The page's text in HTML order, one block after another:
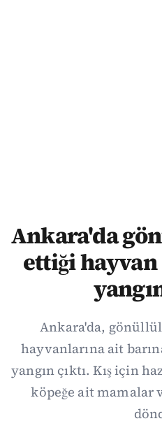
Ankara'da
ettiği hayvan
Ankara'da,
hayvanlarına ait
yangın çıktı. Kış için
köpeğe ait mamalar